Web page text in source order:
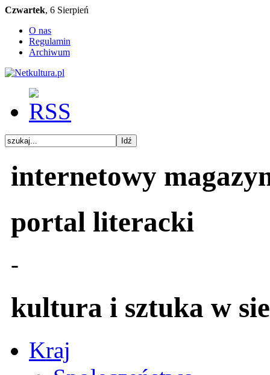
Czwartek, 6 Sierpień
O nas
Regulamin
Archiwum
internetowy
portal literacki
-
kultura i sztuka w
Kraj